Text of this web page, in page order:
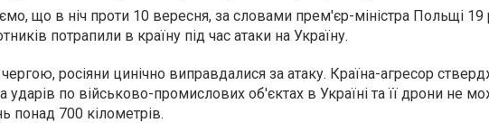
що в ніч проти 10 вересня, за словами прем'єр-міністра Польщі 19
потрапили в країну під час атаки на Україну.
росіяни цинічно виправдалися за атаку. Країна-агресор
ударів по військово-промислових об'єктах в Україні та її дрони не
понад 700 кілометрів.